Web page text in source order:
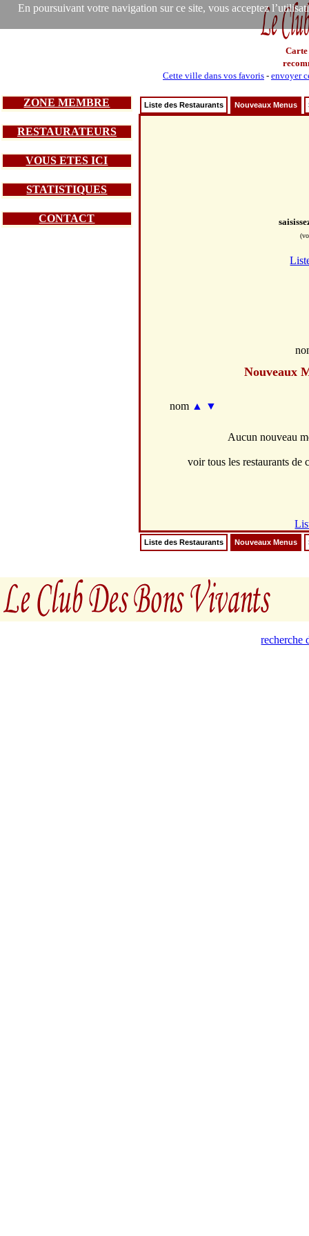
En poursuivant votre navigation sur ce site, vous acceptez
Carte
Cette ville dans vos favoris - envoyer
ZONE MEMBRE
RESTAURATEURS
VOUS ETES ICI
STATISTIQUES
CONTACT
Liste des Restaurants Nouveaux Menus
Nouveaux
nom ▲ ▼
Aucun nouveau
voir tous les restaurants de
Liste des Restaurants Nouveaux Menus
recherche